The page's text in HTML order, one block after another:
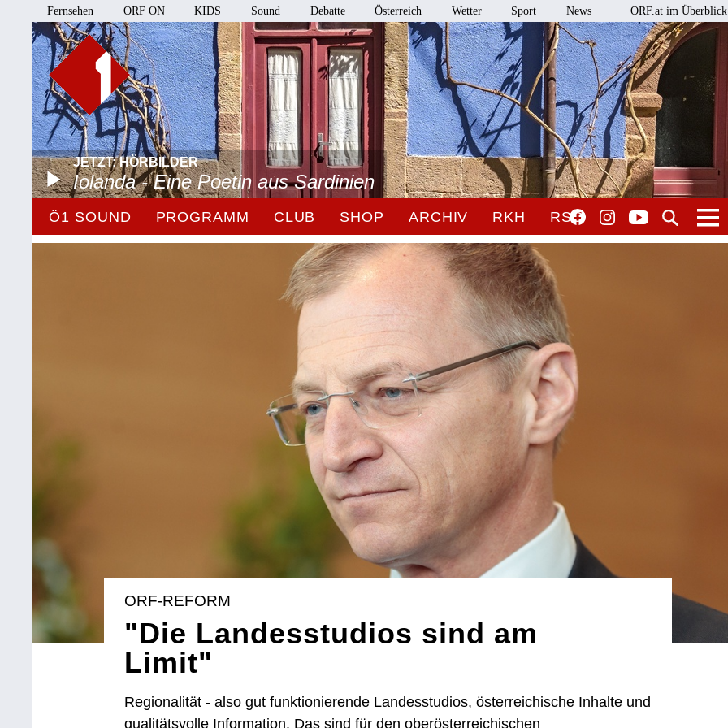
Fernsehen ORF ON KIDS Sound Debatte Österreich Wetter Sport News ORF.at im Überblick
JETZT: HÖRBILDER
Iolanda - Eine Poetin aus Sardinien
Ö1 SOUND PROGRAMM CLUB SHOP ARCHIV RKH RSO
ORF-REFORM
"Die Landesstudios sind am
Limit"
Regionalität - also gut funktionierende Landesstudios, österreichische Inhalte und
qualitätsvolle Information. Das sind für den oberösterreichischen